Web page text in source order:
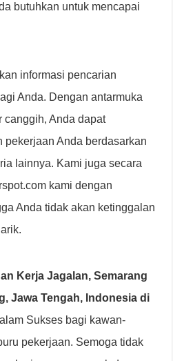
butuhkan untuk mencapai
informasi pencarian
Anda. Dengan antarmuka
canggih, Anda dapat
pekerjaan Anda berdasarkan
lainnya. Kami juga secara
kami dengan
Anda tidak akan ketinggalan
Kerja Jagalan, Semarang
Jawa Tengah, Indonesia di
Sukses bagi kawan-
pekerjaan. Semoga tidak